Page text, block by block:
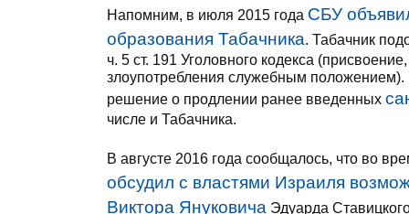
Напомним, в июля 2015 года СБУ
образования Табачника. Табачник
ч. 5 ст. 191 Уголовного кодекса
злоупотребления служебным положением).
решение о продлении ранее введенных
числе и Табачника.
В августе 2016 года сообщалось, что во
обсудил с властями Израиля
Виктора Януковича Эдуарда